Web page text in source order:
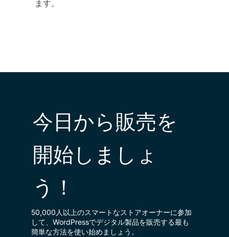
ます。
今日から販売を
開始しましょ
う！
50,000人以上のスマートなストアオーナーに参加
して、WordPressでデジタル製品を販売する最も
簡単な方法を使い始めましょう。